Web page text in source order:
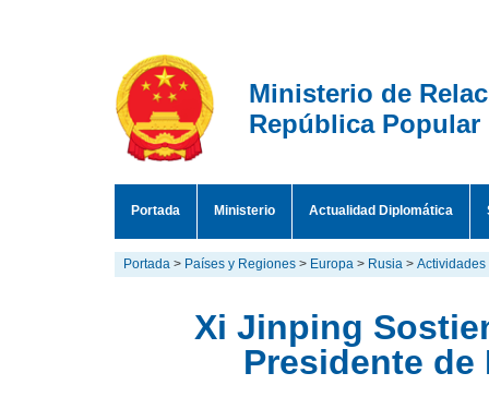
Ministerio de
República Popular
Portada Ministerio Actualidad Diplomática
Portada > Países y Regiones > Europa > Rusia > Actividades
Xi Jinping
Presidente